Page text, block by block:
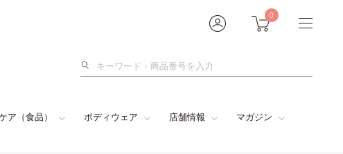
0
検
ア（食品） ボディウェア 店舗情報 マガジン